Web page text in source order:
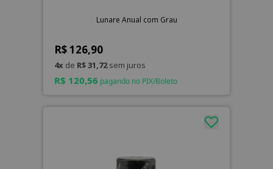
Lunare Anual com Grau
R$ 126,90
4x de R$ 31,72sem juros
R$ 120,56 pagando no PIX/Boleto